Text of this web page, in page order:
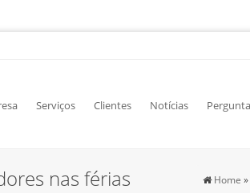
Serviços Clientes Notícias
Home »
nas férias